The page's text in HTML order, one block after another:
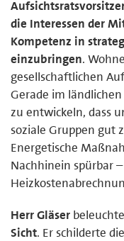
die Interessen der
Kompetenz in
einzubringen.
gesellschaftlichen
Gerade im
zu entwickeln, dass
soziale Gruppen gut
Energetische
Nachhinein spürbar
Herr Gläser
Sicht. Er schilderte